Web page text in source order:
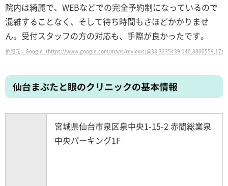
院内は綺麗で、WEBなどでの完全予約制になっているので
混雑することなく、そして待ち時間もさほどかかりませ
ん。受付スタッフの方の対応も、手際が良かったです。
参照元：Google（https://www.google.com/maps/reviews/@38.3235439,140.8800559,17z/
仙台まぶたと眼のクリニックの基本情報
宮城県仙台市泉区泉中央1-15-2 赤間総業泉
中央パーキング1F